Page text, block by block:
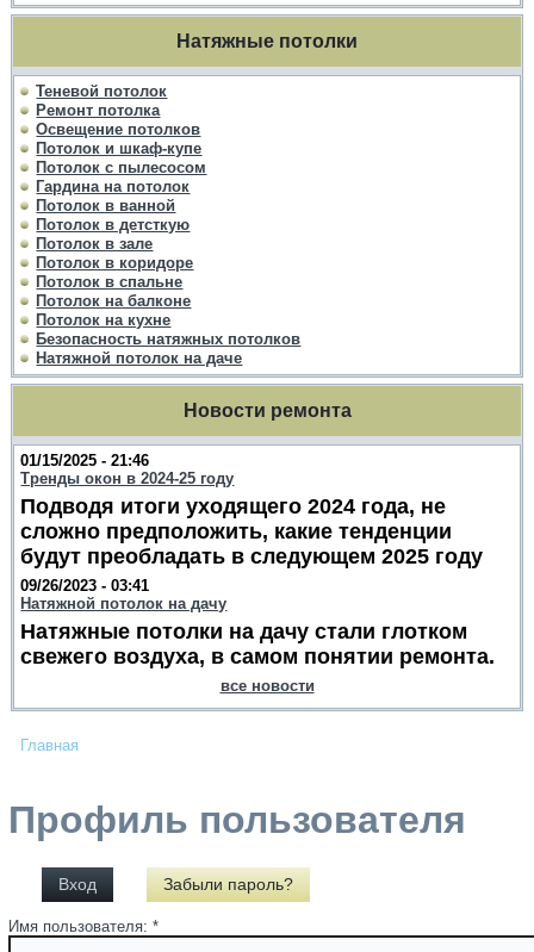
Натяжные потолки
Теневой потолок
Ремонт потолка
Освещение потолков
Потолок и шкаф-купе
Потолок с пылесосом
Гардина на потолок
Потолок в ванной
Потолок в детсткую
Потолок в зале
Потолок в коридоре
Потолок в спальне
Потолок на балконе
Потолок на кухне
Безопасность натяжных потолков
Натяжной потолок на даче
Новости ремонта
01/15/2025 - 21:46
Тренды окон в 2024-25 году
Подводя итоги уходящего 2024 года, не
сложно предположить, какие тенденции
будут преобладать в следующем 2025 году
09/26/2023 - 03:41
Натяжной потолок на дачу
Натяжные потолки на дачу стали глотком
свежего воздуха, в самом понятии ремонта.
все новости
Главная
Профиль пользователя
Вход Забыли пароль?
Имя пользователя:*